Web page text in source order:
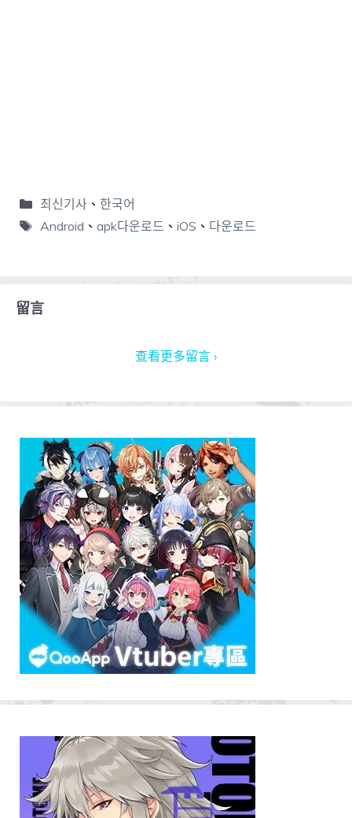
최신기사、 한국어
Android 、 apk다운로드 、 iOS 、 다운로드
留言
查看更多留言 ›